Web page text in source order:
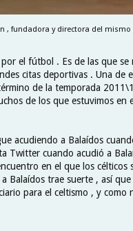
, fundadora y directora del mismo
el fútbol . Es de las que se
citas deportivas . Una de
de la temporada
de los que estuvimos en
acudiendo a Balaídos
Twitter cuando acudió a
en el que los célticos
Balaídos trae suerte , así que
para el celtismo , y como